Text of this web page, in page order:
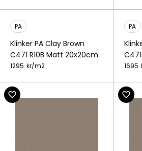
PA
Klinker PA Clay Brown
C471 R10B Matt 20x20cm
1295 kr/m2
PA
1695